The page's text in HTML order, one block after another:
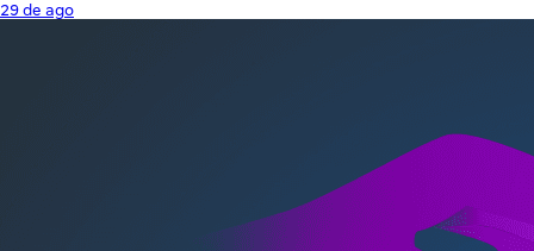
29 de ago